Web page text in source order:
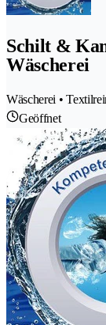
Schilt &
Wäscherei
Wäscherei •
Geöffnet